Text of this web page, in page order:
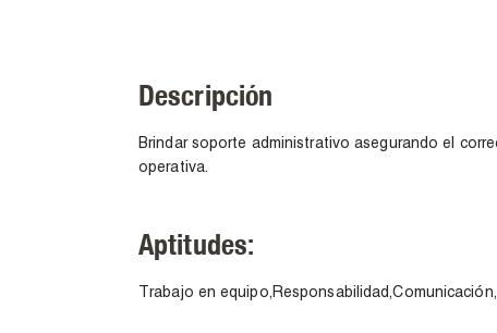
Descripción
Brindar soporte administrativo asegurando el
operativa.
Aptitudes:
Trabajo en